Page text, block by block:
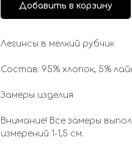
Добавить в корзину
Легинсы в мелкий рубчик
Состав: 95% хлопок, 5%
Замеры изделия
Внимание! Все замеры
измерений 1-1,5 см.